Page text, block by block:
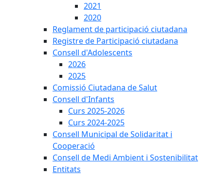
2021
2020
Reglament de participació ciutadana
Registre de Participació ciutadana
Consell d'Adolescents
2026
2025
Comissió Ciutadana de Salut
Consell d'Infants
Curs 2025-2026
Curs 2024-2025
Consell Municipal de Solidaritat i
Cooperació
Consell de Medi Ambient i Sostenibilitat
Entitats